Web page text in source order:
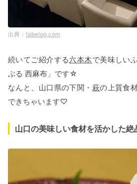
tabelog.com
続いてご紹介する六本木で美味しい
ぶる 西麻布」です☆
なんと、山口県の下関・ 萩の上質食
できちゃいます♡
山口の美味しい食材を活かした絶